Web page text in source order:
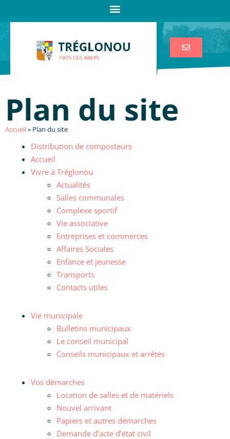
Plan du site
Accueil» Plan du site
Distribution de composteurs
Accueil
Vivre à Tréglonou
Actualités
Salles communales
Complexe sportif
Vie associative
Entreprises et commerces
Affaires Sociales
Enfance et jeunesse
Transports
Contacts utiles
Vie municipale
Bulletins municipaux
Le conseil municipal
Conseils municipaux et arrêtés
Vos démarches
Location de salles et de matériels
Nouvel arrivant
Papiers et autres démarches
Demande d’acte d’état civil